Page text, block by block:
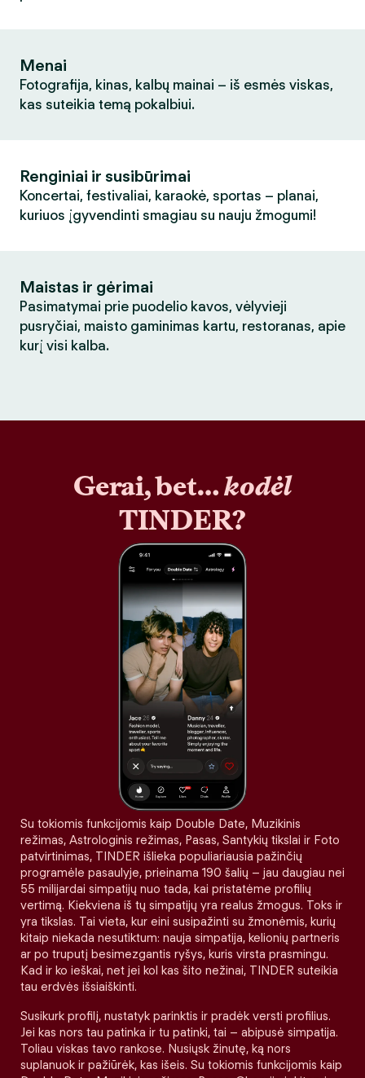
Menai
Fotografija, kinas, kalbų mainai – iš esmės viskas,
kas suteikia temą pokalbiui.
Renginiai ir susibūrimai
Koncertai, festivaliai, karaokė, sportas – planai,
kuriuos įgyvendinti smagiau su nauju žmogumi!
Maistas ir gėrimai
Pasimatymai prie puodelio kavos, vėlyvieji
pusryčiai, maisto gaminimas kartu, restoranas, apie
kurį visi kalba.
Gerai, bet…kodėl
TINDER?
Su tokiomis funkcijomis kaip Double Date, Muzikinis
režimas, Astrologinis režimas, Pasas, Santykių tikslai ir Foto
patvirtinimas, TINDER išlieka populiariausia pažinčių
programėle pasaulyje, prieinama 190 šalių – jau daugiau nei
55 milijardai simpatijų nuo tada, kai pristatėme profilių
vertimą. Kiekviena iš tų simpatijų yra realus žmogus. Toks ir
yra tikslas. Tai vieta, kur eini susipažinti su žmonėmis, kurių
kitaip niekada nesutiktum: nauja simpatija, kelionių partneris
ar po truputį besimezgantis ryšys, kuris virsta prasmingu.
Kad ir ko ieškai, net jei kol kas šito nežinai, TINDER suteikia
tau erdvės išsiaiškinti.
Susikurk profilį, nustatyk parinktis ir pradėk versti profilius.
Jei kas nors tau patinka ir tu patinki, tai – abipusė simpatija.
Toliau viskas tavo rankose. Nusiųsk žinutę, ką nors
suplanuok ir pažiūrėk, kas išeis. Su tokiomis funkcijomis kaip